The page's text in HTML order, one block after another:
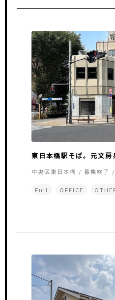
東日本橋駅そば。元文
中央区東日本橋 / 募集終了
Full OFFICE